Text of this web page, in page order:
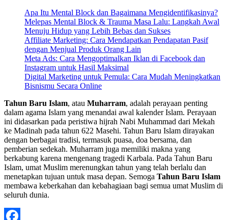
Apa Itu Mental Block dan Bagaimana Mengidentifikasinya?
Melepas Mental Block & Trauma Masa Lalu: Langkah Awal
Menuju Hidup yang Lebih Bebas dan Sukses
Affiliate Marketing: Cara Mendapatkan Pendapatan Pasif
dengan Menjual Produk Orang Lain
Meta Ads: Cara Mengoptimalkan Iklan di Facebook dan
Instagram untuk Hasil Maksimal
Digital Marketing untuk Pemula: Cara Mudah Meningkatkan
Bisnismu Secara Online
Tahun Baru Islam, atau Muharram, adalah perayaan penting
dalam agama Islam yang menandai awal kalender Islam. Perayaan
ini didasarkan pada peristiwa hijrah Nabi Muhammad dari Mekah
ke Madinah pada tahun 622 Masehi. Tahun Baru Islam dirayakan
dengan berbagai tradisi, termasuk puasa, doa bersama, dan
pemberian sedekah. Muharram juga memiliki makna yang
berkabung karena mengenang tragedi Karbala. Pada Tahun Baru
Islam, umat Muslim merenungkan tahun yang telah berlalu dan
menetapkan tujuan untuk masa depan. Semoga Tahun Baru Islam
membawa keberkahan dan kebahagiaan bagi semua umat Muslim di
seluruh dunia.